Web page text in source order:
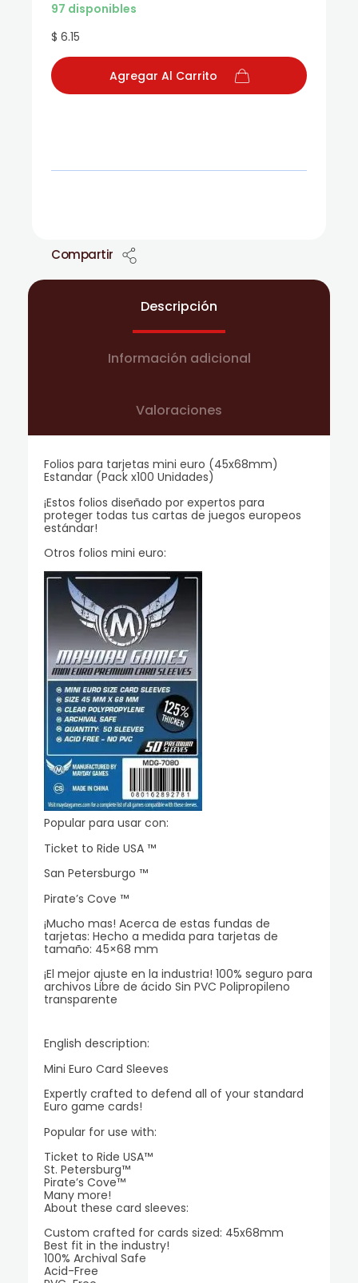
$ 6.15
97 disponibles
Agregar Al Carrito
Compartir
Descripción
Información adicional
Valoraciones
Folios para tarjetas mini euro (45x68mm)
Estandar (Pack x100 Unidades)
¡Estos folios diseñado por expertos para
proteger todas tus cartas de juegos europeos
estándar!
Otros folios mini euro:
Popular para usar con:
Ticket to Ride USA ™
San Petersburgo ™
Pirate’s Cove ™
¡Mucho mas! Acerca de estas fundas de
tarjetas: Hecho a medida para tarjetas de
tamaño: 45×68 mm
¡El mejor ajuste en la industria! 100% seguro para
archivos Libre de ácido Sin PVC Polipropileno
transparente
English description:
Mini Euro Card Sleeves
Expertly crafted to defend all of your standard
Euro game cards!
Popular for use with:
Ticket to Ride USA™
St. Petersburg™
Pirate’s Cove™
Many more!
About these card sleeves:
Custom crafted for cards sized: 45x68mm
Best fit in the industry!
100% Archival Safe
Acid-Free